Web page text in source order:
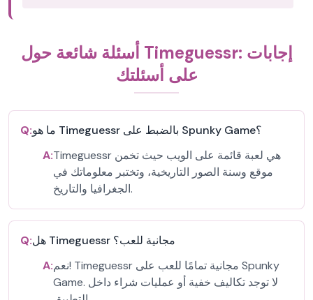
أسئلة شائعة حول Timeguessr: إجابات
على أسئلتك
Q:
ما هو Timeguessr بالضبط على Spunky Game؟
A:Timeguessr هي لعبة قائمة على الويب حيث تخمن
موقع وسنة الصور التاريخية، وتختبر معلوماتك في
الجغرافيا والتاريخ.
Q:
هل Timeguessr مجانية للعب؟
A:نعم! Timeguessr مجانية تمامًا للعب على Spunky
Game. لا توجد تكاليف خفية أو عمليات شراء داخل